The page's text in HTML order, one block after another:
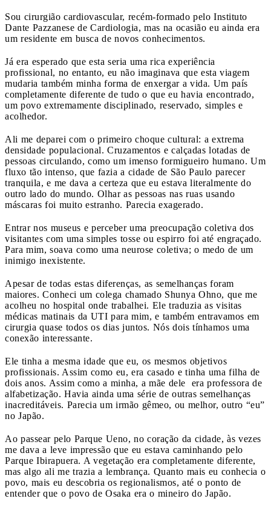
Sou cirurgião cardiovascular, recém-formado pelo Instituto
Dante Pazzanese de Cardiologia, mas na ocasião eu ainda era
um residente em busca de novos conhecimentos.
Já era esperado que esta seria uma rica experiência
profissional, no entanto, eu não imaginava que esta viagem
mudaria também minha forma de enxergar a vida. Um país
completamente diferente de tudo o que eu havia encontrado,
um povo extremamente disciplinado, reservado, simples e
acolhedor.
Ali me deparei com o primeiro choque cultural: a extrema
densidade populacional. Cruzamentos e calçadas lotadas de
pessoas circulando, como um imenso formigueiro humano. Um
fluxo tão intenso, que fazia a cidade de São Paulo parecer
tranquila, e me dava a certeza que eu estava literalmente do
outro lado do mundo. Olhar as pessoas nas ruas usando
máscaras foi muito estranho. Parecia exagerado.
Entrar nos museus e perceber uma preocupação coletiva dos
visitantes com uma simples tosse ou espirro foi até engraçado.
Para mim, soava como uma neurose coletiva; o medo de um
inimigo inexistente.
Apesar de todas estas diferenças, as semelhanças foram
maiores. Conheci um colega chamado Shunya Ohno, que me
acolheu no hospital onde trabalhei. Ele traduzia as visitas
médicas matinais da UTI para mim, e também entravamos em
cirurgia quase todos os dias juntos. Nós dois tínhamos uma
conexão interessante.
Ele tinha a mesma idade que eu, os mesmos objetivos
profissionais. Assim como eu, era casado e tinha uma filha de
dois anos. Assim como a minha, a mãe dele era professora de
alfabetização. Havia ainda uma série de outras semelhanças
inacreditáveis. Parecia um irmão gêmeo, ou melhor, outro “eu”
no Japão.
Ao passear pelo Parque Ueno, no coração da cidade, às vezes
me dava a leve impressão que eu estava caminhando pelo
Parque Ibirapuera. A vegetação era completamente diferente,
mas algo ali me trazia a lembrança. Quanto mais eu conhecia o
povo, mais eu descobria os regionalismos, até o ponto de
entender que o povo de Osaka era o mineiro do Japão.